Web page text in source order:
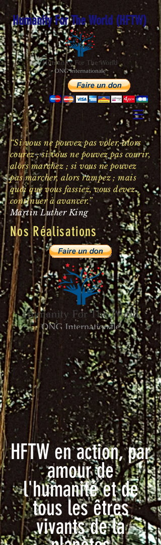
Humanity For The World (HFTW)
“Si vous ne pouvez pas voler, alors
courez ; si vous ne pouvez pas courir,
alors marchez ; si vous ne pouvez
pas marcher, alors rampez ; mais
quoi que vous fassiez, vous devez
continuer à avancer.”
Martin Luther King
Nos Réalisations
HFTW en action, par
amour de
l'humanité et de
tous les êtres
vivants de la